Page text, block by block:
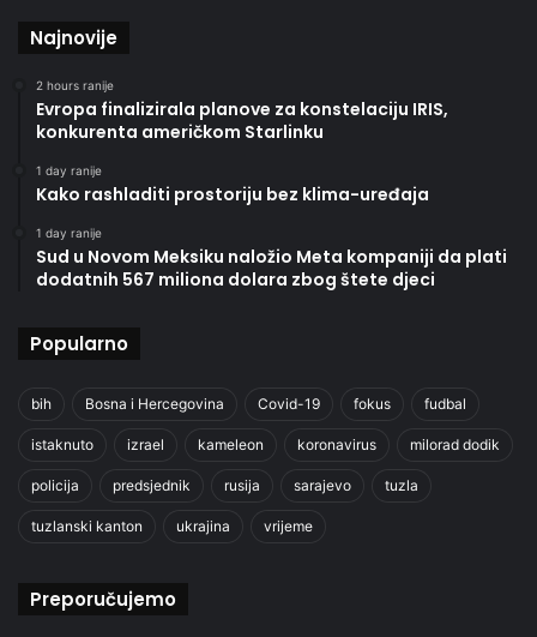
Najnovije
2 hours ranije
Evropa finalizirala planove za konstelaciju IRIS,
konkurenta američkom Starlinku
1 day ranije
Kako rashladiti prostoriju bez klima-uređaja
1 day ranije
Sud u Novom Meksiku naložio Meta kompaniji da plati
dodatnih 567 miliona dolara zbog štete djeci
Popularno
bih Bosna i Hercegovina Covid-19 fokus fudbal
istaknuto izrael kameleon koronavirus milorad dodik
policija predsjednik rusija sarajevo tuzla
tuzlanski kanton ukrajina vrijeme
Preporučujemo